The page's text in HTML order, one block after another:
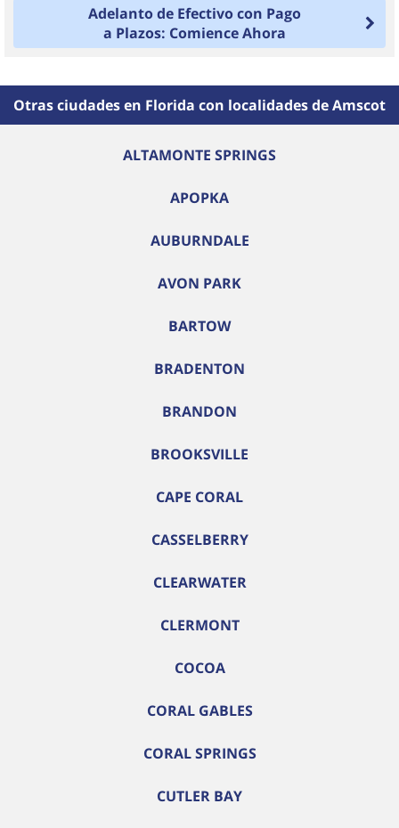
Adelanto de Efectivo con Pago
a Plazos: Comience Ahora
Otras ciudades en Florida con localidades de Amscot
ALTAMONTE SPRINGS
APOPKA
AUBURNDALE
AVON PARK
BARTOW
BRADENTON
BRANDON
BROOKSVILLE
CAPE CORAL
CASSELBERRY
CLEARWATER
CLERMONT
COCOA
CORAL GABLES
CORAL SPRINGS
CUTLER BAY